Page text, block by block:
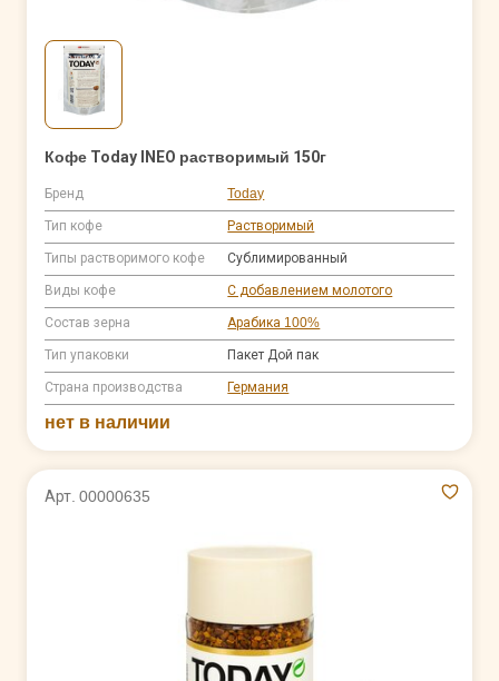
Кофе Today INEO растворимый 150г
Бренд Today
Тип кофе Растворимый
Типы растворимого кофе Сублимированный
Виды кофе С добавлением молотого
Состав зерна Арабика 100%
Тип упаковки Пакет Дой пак
Страна производства Германия
нет в наличии
Арт. 00000635